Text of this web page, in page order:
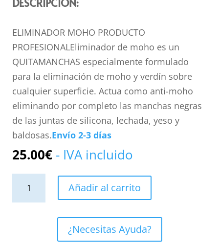
ELIMINADOR MOHO PRODUCTO
PROFESIONALEliminador de moho es un
QUITAMANCHAS especialmente formulado
para la eliminación de moho y verdín sobre
cualquier superficie. Actua como anti-moho
eliminando por completo las manchas negras
de las juntas de silicona, lechada, yeso y
baldosas.Envío 2-3 días
25.00€ - IVA incluido
Eliminador
Añadir al carrito
¿Necesitas Ayuda?